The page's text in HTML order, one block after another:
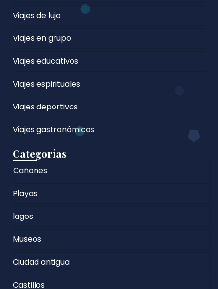
Viajes de lujo
Viajes en grupo
Viajes educativos
Viajes espirituales
Viajes deportivos
Viajes gastronómicos
Categorías
Cañones
Playas
lagos
Museos
Ciudad antigua
Castillos